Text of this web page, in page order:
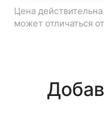
Цена
может отличаться